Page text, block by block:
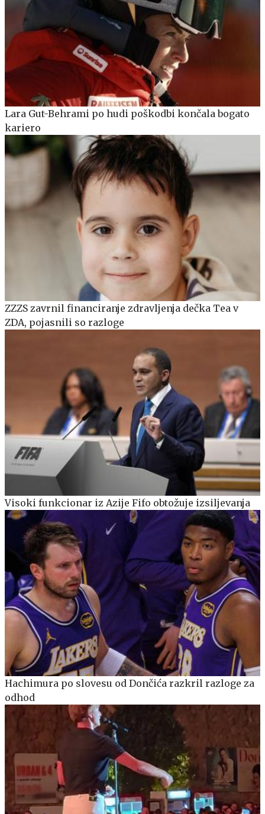
Lara Gut-Behrami po hudi poškodbi končala bogato
kariero
ZZZS zavrnil financiranje zdravljenja dečka Tea v
ZDA, pojasnili so razloge
Visoki funkcionar iz Azije Fifo obtožuje izsiljevanja
Hachimura po slovesu od Dončića razkril razloge za
odhod